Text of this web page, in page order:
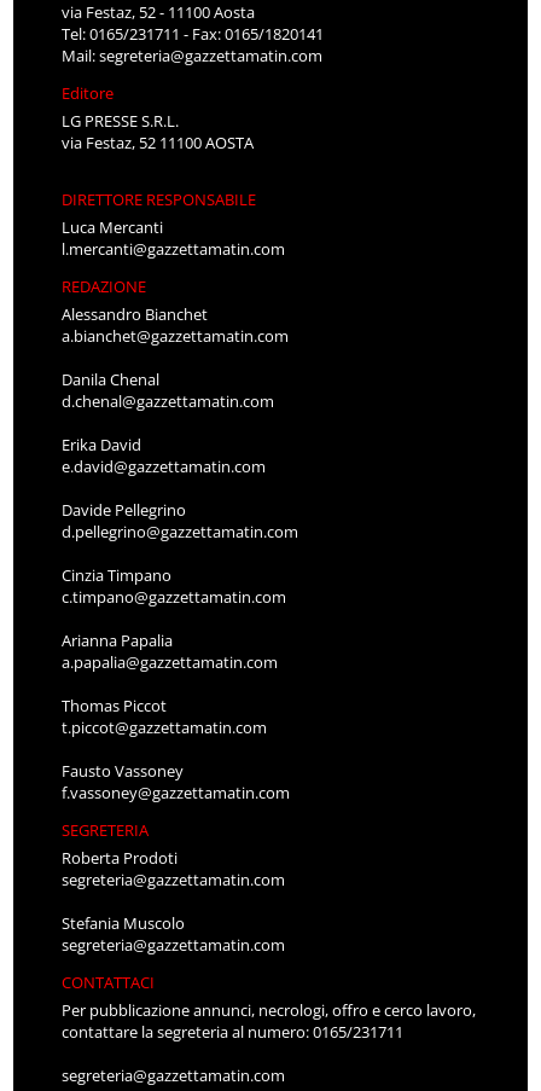
via Festaz, 52 - 11100 Aosta
Tel: 0165/231711 - Fax: 0165/1820141
Mail:segreteria@gazzettamatin.com
Editore
LG PRESSE S.R.L.
via Festaz, 52 11100 AOSTA
DIRETTORE RESPONSABILE
Luca Mercanti
l.mercanti@gazzettamatin.com
REDAZIONE
Alessandro Bianchet
a.bianchet@gazzettamatin.com
Danila Chenal
d.chenal@gazzettamatin.com
Erika David
e.david@gazzettamatin.com
Davide Pellegrino
d.pellegrino@gazzettamatin.com
Cinzia Timpano
c.timpano@gazzettamatin.com
Arianna Papalia
a.papalia@gazzettamatin.com
Thomas Piccot
t.piccot@gazzettamatin.com
Fausto Vassoney
f.vassoney@gazzettamatin.com
SEGRETERIA
Roberta Prodoti
segreteria@gazzettamatin.com
Stefania Muscolo
segreteria@gazzettamatin.com
CONTATTACI
Per pubblicazione annunci, necrologi, offro e cerco lavoro,
contattare la segreteria al numero: 0165/231711
segreteria@gazzettamatin.com